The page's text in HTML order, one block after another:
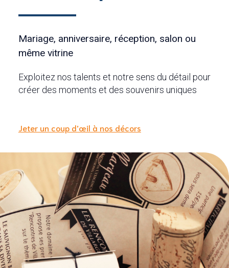
Mariage, anniversaire, réception, salon ou
même vitrine
Exploitez nos talents et notre sens du détail pour
créer des moments et des souvenirs uniques
Jeter un coup d’œil à nos décors